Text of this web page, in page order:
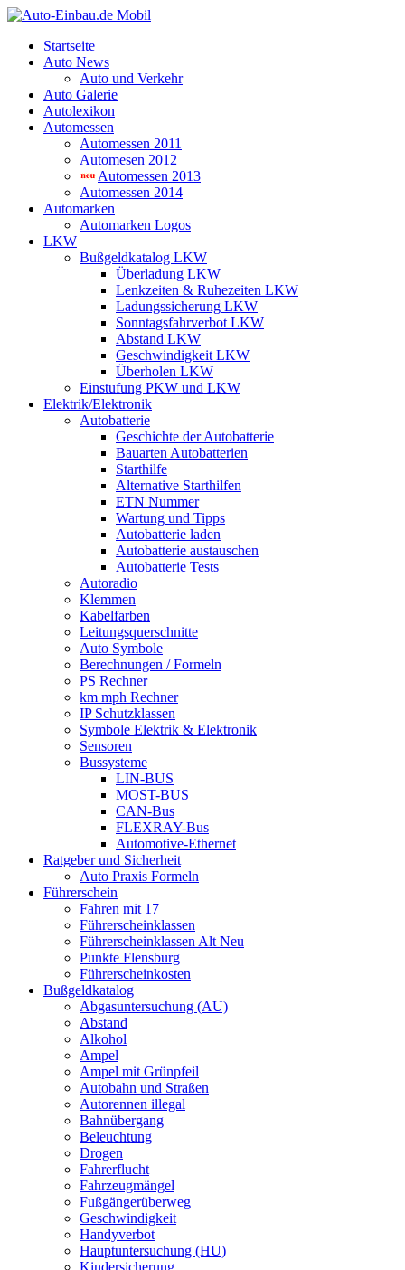
Startseite
Auto News
Auto und Verkehr
Auto Galerie
Autolexikon
Automessen
Automessen 2011
Automesen 2012
Automessen 2013
Automessen 2014
Automarken
Automarken Logos
LKW
Bußgeldkatalog LKW
Überladung LKW
Lenkzeiten & Ruhezeiten LKW
Ladungssicherung LKW
Sonntagsfahrverbot LKW
Abstand LKW
Geschwindigkeit LKW
Überholen LKW
Einstufung PKW und LKW
Elektrik/Elektronik
Autobatterie
Geschichte der Autobatterie
Bauarten Autobatterien
Starthilfe
Alternative Starthilfen
ETN Nummer
Wartung und Tipps
Autobatterie laden
Autobatterie austauschen
Autobatterie Tests
Autoradio
Klemmen
Kabelfarben
Leitungsquerschnitte
Auto Symbole
Berechnungen / Formeln
PS Rechner
km mph Rechner
IP Schutzklassen
Symbole Elektrik & Elektronik
Sensoren
Bussysteme
LIN-BUS
MOST-BUS
CAN-Bus
FLEXRAY-Bus
Automotive-Ethernet
Ratgeber und Sicherheit
Auto Praxis Formeln
Führerschein
Fahren mit 17
Führerscheinklassen
Führerscheinklassen Alt Neu
Punkte Flensburg
Führerscheinkosten
Bußgeldkatalog
Abgasuntersuchung (AU)
Abstand
Alkohol
Ampel
Ampel mit Grünpfeil
Autobahn und Straßen
Autorennen illegal
Bahnübergang
Beleuchtung
Drogen
Fahrerflucht
Fahrzeugmängel
Fußgängerüberweg
Geschwindigkeit
Handyverbot
Hauptuntersuchung (HU)
Kindersicherung